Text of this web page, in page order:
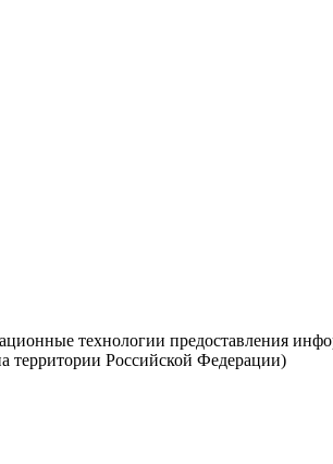
технологии предоставления
территории Российской Федерации)